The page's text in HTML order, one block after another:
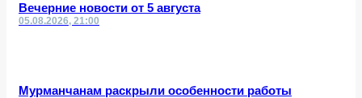
Вечерние новости от 5 августа
05.08.2026, 21:00
Мурманчанам раскрыли особенности работы